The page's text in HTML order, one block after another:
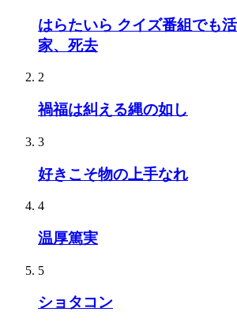
はらたいら クイズ番組でも
家、死去
2
禍福は糾える縄の如し
3
好きこそ物の上手なれ
4
温厚篤実
5
ショタコン